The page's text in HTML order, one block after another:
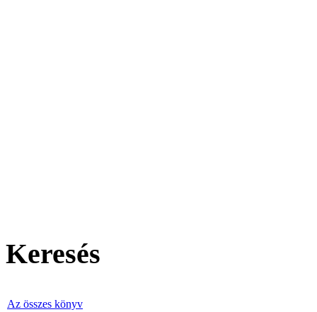
Keresés
Az összes könyv